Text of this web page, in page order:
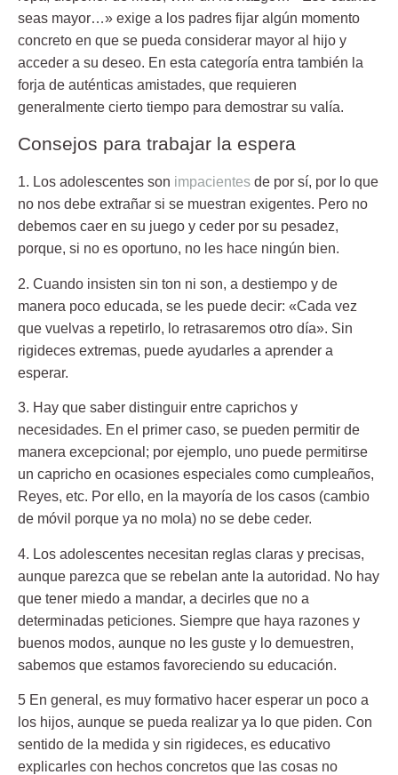
seas mayor…» exige a los padres fijar algún momento
concreto en que se pueda considerar mayor al hijo y
acceder a su deseo. En esta categoría entra también la
forja de auténticas amistades, que requieren
generalmente cierto tiempo para demostrar su valía.
Consejos para trabajar la espera
1. Los adolescentes son impacientes de por sí, por lo que
no nos debe extrañar si se muestran exigentes. Pero no
debemos caer en su juego y ceder por su pesadez,
porque, si no es oportuno, no les hace ningún bien.
2. Cuando insisten sin ton ni son, a destiempo y de
manera poco educada, se les puede decir: «Cada vez
que vuelvas a repetirlo, lo retrasaremos otro día». Sin
rigideces extremas, puede ayudarles a aprender a
esperar.
3. Hay que saber distinguir entre caprichos y
necesidades. En el primer caso, se pueden permitir de
manera excepcional; por ejemplo, uno puede permitirse
un capricho en ocasiones especiales como cumpleaños,
Reyes, etc. Por ello, en la mayoría de los casos (cambio
de móvil porque ya no mola) no se debe ceder.
4. Los adolescentes necesitan reglas claras y precisas,
aunque parezca que se rebelan ante la autoridad. No hay
que tener miedo a mandar, a decirles que no a
determinadas peticiones. Siempre que haya razones y
buenos modos, aunque no les guste y lo demuestren,
sabemos que estamos favoreciendo su educación.
5 En general, es muy formativo hacer esperar un poco a
los hijos, aunque se pueda realizar ya lo que piden. Con
sentido de la medida y sin rigideces, es educativo
explicarles con hechos concretos que las cosas no